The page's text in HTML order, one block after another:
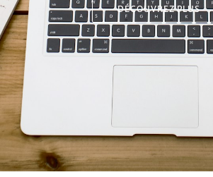
DÉCOUVREZ PLUS